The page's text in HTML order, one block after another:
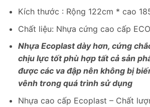
gốc
là:
Kích thước : Rộng 122cm * cao
Chất liệu: Nhựa cứng cao cấp
Nhựa Ecoplast dày hơn, cứng
chịu lực tốt phù hợp tất cả sản
được các va đập nên không bị
vênh trong quá trình sử dụng
Nhựa cao cấp Ecoplast – Chất